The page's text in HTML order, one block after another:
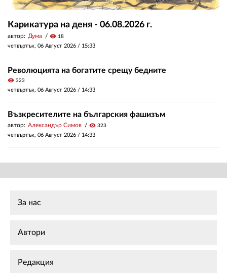
Карикатура на деня - 06.08.2026 г.
автор: Дума visibility 18
четвъртък, 06 Август 2026 / 15:33
Революцията на богатите срещу бедните
visibility 323
четвъртък, 06 Август 2026 / 14:33
Възкресителите на българския фашизъм
автор: Александър Симов visibility 323
четвъртък, 06 Август 2026 / 14:33
За нас
Автори
Редакция